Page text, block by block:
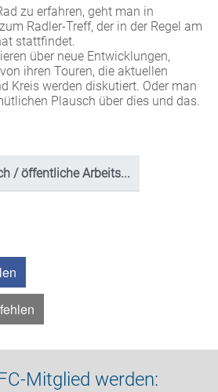
zu erfahren, geht man in
Radler-Treff, der in der Regel am
stattfindet.
über neue Entwicklungen,
ihren Touren, die aktuellen
Kreis werden diskutiert. Oder man
Plausch über dies und das.
/ öffentliche Arbeits...
Mitglied werden: